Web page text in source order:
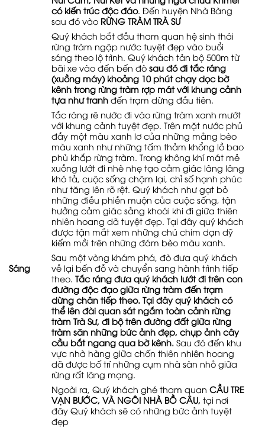
Sáng
có kiến trúc độc đáo. Đến huyện Nhà Bàng
sau đó vào RỪNG TRÀM TRÀ SƯ
Quý khách bắt đầu tham quan hệ sinh thái
rừng tràm ngập nước tuyệt đẹp vào buổi
sáng theo lộ trình. Quý khách tản bộ 500m từ
bãi xe vào đến bến đòsau đó đi tắc ráng
(xuồng máy) khoảng 10 phút chạy dọc bờ
kênh trong rừng tràm rợp mát với khung cảnh
tựa như tranhđến trạm dừng đầu tiên.
Tắc ráng rẽ nước đi vào rừng tràm xanh mướt
với khung cảnh tuyệt đẹp. Trên mặt nước phủ
đầy một màu xanh lơ của những mảng bèo
màu xanh như những tấm thảm khổng lồ bao
phủ khắp rừng tràm. Trong không khí mát mẻ
xuồng lướt đi nhè nhẹ tạo cảm giác lâng lâng
khó tả, cuộc sống chậm lại, chỉ số hạnh phúc
như tăng lên rõ rệt. Quý khách như gạt bỏ
những điều phiền muộn của cuộc sống, tận
hưởng cảm giác sảng khoái khi đi giữa thiên
nhiên hoang dã tuyệt đẹp. Tại đây quý khách
được tận mắt xem những chú chim dạn dỹ
kiếm mồi trên những đám bèo màu xanh.
Sau một vòng khám phá, đò đưa quý khách
về lại bến đỗ và chuyển sang hành trình tiếp
theo.Tắc ráng đưa quý khách lướt đi trên con
đường độc đạo giữa rừng tràm đến trạm
dừng chân tiếp theo. Tại đây quý khách có
thể lên đài quan sát ngắm toàn cảnh rừng
tràm Trà Sư, đi bộ trên đường đất giữa rừng
tràm săn những bức ảnh đẹp, chụp ảnh cây
cầu bắt ngang qua bờ kênh.Sau đó đến khu
vực nhà hàng giữa chốn thiên nhiên hoang
dã được bố trí những cụm nhà sàn nhỏ giữa
rừng rất lãng mạng.
Ngoài ra, Quý khách ghé tham quanCẦU TRE
VẠN BƯỚC, VÀ NGÔI NHÀ BỒ CÂU,tại nơi
đây Quý khách sẽ có những bức ảnh tuyệt
đẹp